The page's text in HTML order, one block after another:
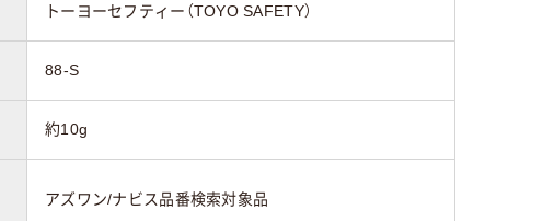
トーヨーセフティー（TOYO SAFETY）
88-S
約10g
アズワン/ナビス品番検索対象品